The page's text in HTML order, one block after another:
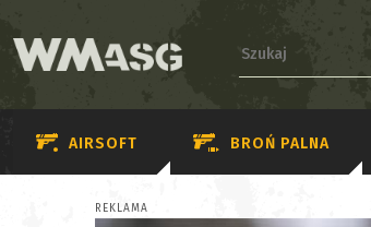
AIRSOFT BROŃ PALNA
REKLAMA